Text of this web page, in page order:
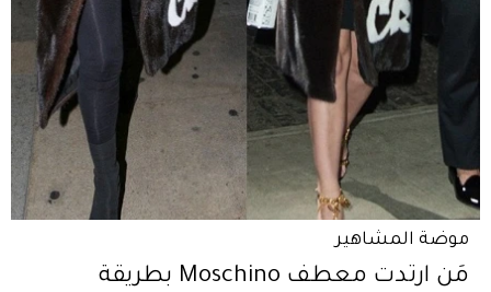
موضة المشاهير
مَن ارتدت معطف Moschino بطريقة